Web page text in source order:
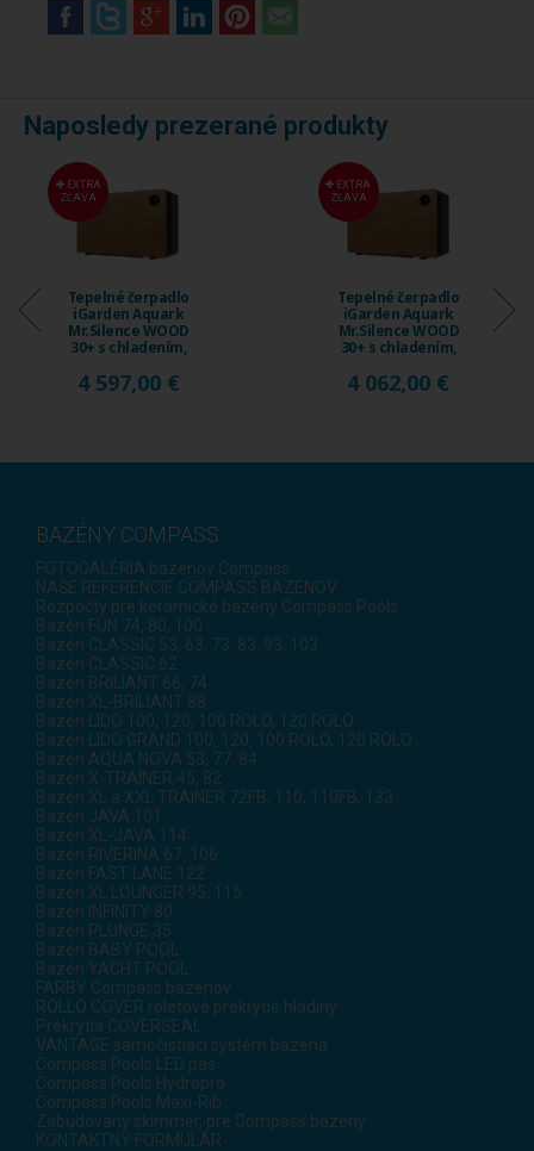
Naposledy prezerané produkty
EXTRA
ZĽAVA
Tepelné čerpadlo
iGarden Aquark
Mr.Silence WOOD
30+ s chladením,
4 597,00 €
EXTRA
ZĽAVA
Tepelné čerpadlo
iGarden Aquark
Mr.Silence WOOD
30+ s chladením,
4 062,00 €
BAZÉNY COMPASS
FOTOGALÉRIA bazénov Compass
NAŠE REFERENCIE COMPASS BAZÉNOV
Rozpočty pre keramické bazény Compass Pools
Bazén FUN 74, 80, 100
Bazén CLASSIC 53, 63, 73, 83, 93, 103
Bazén CLASSIC 62
Bazén BRILIANT 66, 74
Bazén XL-BRILIANT 88
Bazén LIDO 100, 120, 100 ROLO, 120 ROLO
Bazén LIDO GRAND 100, 120, 100 ROLO, 120 ROLO
Bazén AQUA NOVA 53, 77, 84
Bazén X-TRAINER 45, 82
Bazén XL a XXL TRAINER 72FB, 110, 110FB, 133
Bazén JAVA 101
Bazén XL-JAVA 114
Bazén RIVERINA 67, 106
Bazén FAST LANE 122
Bazén XL LOUNGER 95, 115
Bazén INFINITY 80
Bazén PLUNGE 35
Bazén BABY POOL
Bazén YACHT POOL
FARBY Compass bazénov
ROLLO COVER roletové prekrytie hladiny
Prekrytia COVERSEAL
VANTAGE samočistiaci systém bazéna
Compass Pools LED pás
Compass Pools Hydropro
Compass Pools Maxi-Rib
Zabudovaný skimmer, pre Compass bazény
KONTAKTNÝ FORMULÁR